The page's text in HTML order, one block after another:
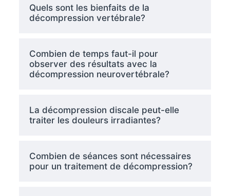
Quels sont les bienfaits de la
décompression vertébrale?
Combien de temps faut-il pour
observer des résultats avec la
décompression neurovertébrale?
La décompression discale peut-elle
traiter les douleurs irradiantes?
Combien de séances sont nécessaires
pour un traitement de décompression?